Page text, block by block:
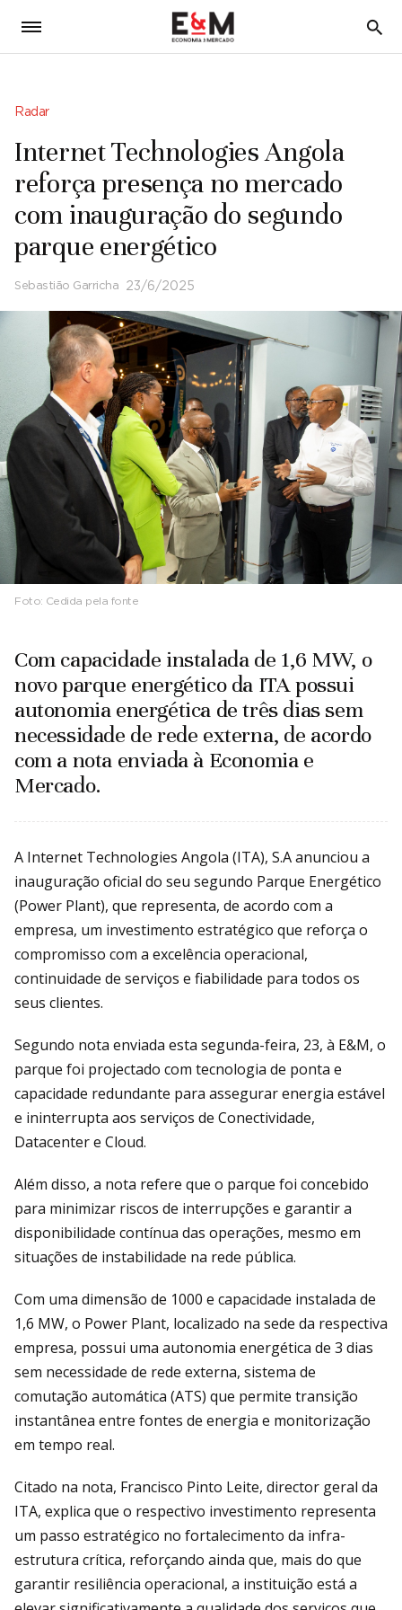
5
Radar
Internet Technologies Angola
reforça presença no mercado
com inauguração do segundo
parque energético
Sebastião Garricha 23/6/2025
Foto: Cedida pela fonte
Com capacidade instalada de 1,6 MW, o
novo parque energético da ITA possui
autonomia energética de três dias sem
necessidade de rede externa, de acordo
com a nota enviada à Economia e
Mercado.
A Internet Technologies Angola (ITA), S.A anunciou a
inauguração oficial do seu segundo Parque Energético
(Power Plant), que representa, de acordo com a
empresa, um investimento estratégico que reforça o
compromisso com a excelência operacional,
continuidade de serviços e fiabilidade para todos os
seus clientes.
Segundo nota enviada esta segunda-feira, 23, à E&M, o
parque foi projectado com tecnologia de ponta e
capacidade redundante para assegurar energia estável
e ininterrupta aos serviços de Conectividade,
Datacenter e Cloud.
Além disso, a nota refere que o parque foi concebido
para minimizar riscos de interrupções e garantir a
disponibilidade contínua das operações, mesmo em
situações de instabilidade na rede pública.
Com uma dimensão de 1000 e capacidade instalada de
1,6 MW, o Power Plant, localizado na sede da respectiva
empresa, possui uma autonomia energética de 3 dias
sem necessidade de rede externa, sistema de
comutação automática (ATS) que permite transição
instantânea entre fontes de energia e monitorização
em tempo real.
Citado na nota, Francisco Pinto Leite, director geral da
ITA, explica que o respectivo investimento representa
um passo estratégico no fortalecimento da infra-
estrutura crítica, reforçando ainda que, mais do que
garantir resiliência operacional, a instituição está a